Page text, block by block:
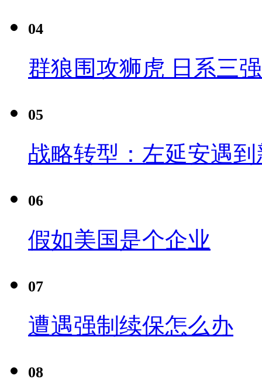
04
群狼围攻狮虎 日系三
05
战略转型：左延安遇
06
假如美国是个企业
07
遭遇强制续保怎么办
08